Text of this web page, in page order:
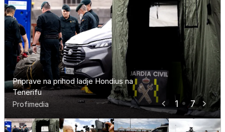
1 7
Priprave na prihod ladje Hondius na
Tenerifu
Profimedia
Priprave na prihod ladje Hondius na
Tenerifu
Profimedia
Priprave na prihod ladje Hondius na
Tenerifu
Profimedia
Priprave na prihod ladje Hondius na
Tenerifu
Profimedia
Priprave na prihod ladje Hondius na
Tenerifu
Profimedia
Priprave na prihod ladje Hondius na
Tenerifu
Profimedia
Priprave na prihod ladje Hondius na
Tenerifu
Profimedia